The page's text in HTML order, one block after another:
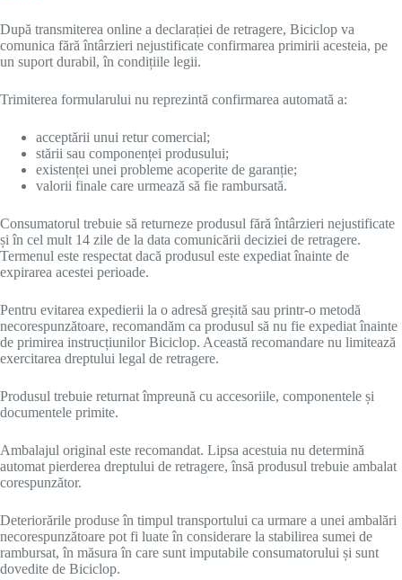
După transmiterea online a declarației de retragere, Biciclop va
comunica fără întârzieri nejustificate confirmarea primirii acesteia, pe
un suport durabil, în condițiile legii.
Trimiterea formularului nu reprezintă confirmarea automată a:
acceptării unui retur comercial;
stării sau componenței produsului;
existenței unei probleme acoperite de garanție;
valorii finale care urmează să fie rambursată.
Consumatorul trebuie să returneze produsul fără întârzieri nejustificate
și în cel mult 14 zile de la data comunicării deciziei de retragere.
Termenul este respectat dacă produsul este expediat înainte de
expirarea acestei perioade.
Pentru evitarea expedierii la o adresă greșită sau printr-o metodă
necorespunzătoare, recomandăm ca produsul să nu fie expediat înainte
de primirea instrucțiunilor Biciclop. Această recomandare nu limitează
exercitarea dreptului legal de retragere.
Produsul trebuie returnat împreună cu accesoriile, componentele și
documentele primite.
Ambalajul original este recomandat. Lipsa acestuia nu determină
automat pierderea dreptului de retragere, însă produsul trebuie ambalat
corespunzător.
Deteriorările produse în timpul transportului ca urmare a unei ambalări
necorespunzătoare pot fi luate în considerare la stabilirea sumei de
rambursat, în măsura în care sunt imputabile consumatorului și sunt
dovedite de Biciclop.